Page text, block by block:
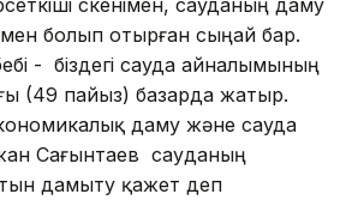
болып отырған сыңай бар.
- біздегі сауда айналымының
(49 пайыз) базарда жатыр.
даму және сауда
Сағынтаев сау­даның
дамыту қа­жет деп